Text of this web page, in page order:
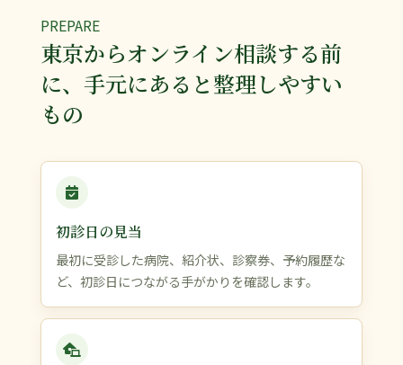
PREPARE
東京からオンライン相談する前
に、手元にあると整理しやすい
もの
初診日の見当
最初に受診した病院、紹介状、診察券、予約履歴な
ど、初診日につながる手がかりを確認します。